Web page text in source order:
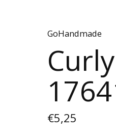
GoHandmade
€5,25